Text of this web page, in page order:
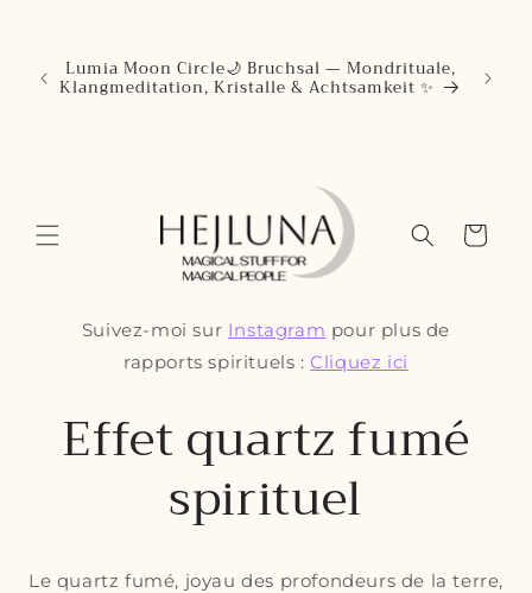
bis Lumia Moon Circle🌙 Bruchsal — Mondrituale,
Klangmeditation, Kristalle & Achtsamkeit ✨
Panier
Suivez-moi sur Instagram pour plus de
rapports spirituels :Cliquez ici
Effet quartz fumé
spirituel
Le quartz fumé, joyau des profondeurs de la terre,